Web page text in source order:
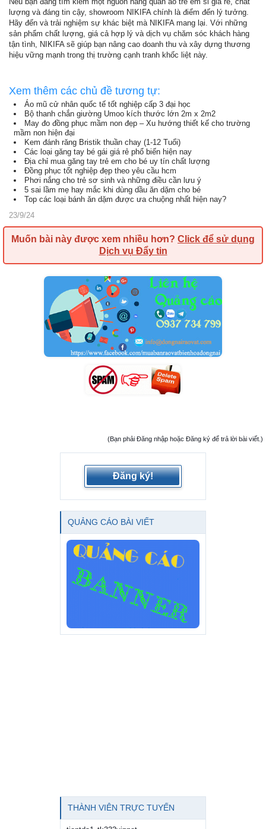
lượng và đáng tin cậy, showroom NIKIFA chính là điểm đến lý tưởng.
Hãy đến và trải nghiệm sự khác biệt mà NIKIFA mang lại. Với những
sản phẩm chất lượng, giá cả hợp lý và dịch vụ chăm sóc khách hàng
tận tình, NIKIFA sẽ giúp bạn nâng cao doanh thu và xây dựng thương
hiệu vững mạnh trong thị trường cạnh tranh khốc liệt này.
Xem thêm các chủ đề tương tự:
Áo mũ cử nhân quốc tế tốt nghiệp cấp 3 đại học
Bộ thanh chắn giường Umoo kích thước lớn 2m x 2m2
May đo đồng phục mầm non đẹp – Xu hướng thiết kế cho trường
mầm non hiện đại
Kem đánh răng Bristik thuần chay (1-12 Tuổi)
Các loại găng tay bé gái giá rẻ phổ biến hiện nay
Địa chỉ mua găng tay trẻ em cho bé uy tín chất lượng
Đồng phục tốt nghiệp đẹp theo yêu cầu hcm
Phơi nắng cho trẻ sơ sinh và những điều cần lưu ý
5 sai lầm mẹ hay mắc khi dùng dầu ăn dặm cho bé
Top các loại bánh ăn dặm được ưa chuộng nhất hiện nay?
23/9/24
Muốn bài này được xem nhiều hơn? Click để sử dụng
Dịch vụ Đẩy tin
(Bạn phải Đăng nhập hoặc Đăng ký để trả lời bài viết.)
Đăng ký!
QUẢNG CÁO BÀI VIẾT
THÀNH VIÊN TRỰC TUYẾN